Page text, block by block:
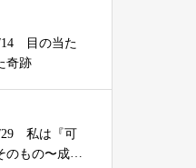
14 目の当た
奇跡
29 私は『可
のもの〜成年